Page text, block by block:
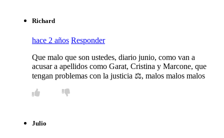
Richard
hace 2 años Responder
Que malo que son ustedes, diario junio, como van a
acusar a apellidos como Garat, Cristina y Marcone, que
tengan problemas con la justicia ⚖️, malos malos malos
Julio